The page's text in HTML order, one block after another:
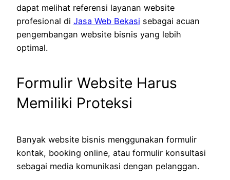
dapat melihat referensi layanan website
profesional di Jasa Web Bekasi sebagai acuan
pengembangan website bisnis yang lebih
optimal.
Formulir Website Harus
Memiliki Proteksi
Banyak website bisnis menggunakan formulir
kontak, booking online, atau formulir konsultasi
sebagai media komunikasi dengan pelanggan.